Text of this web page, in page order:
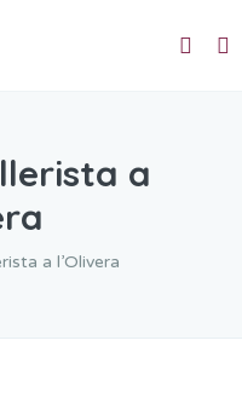
a
a l’Olivera